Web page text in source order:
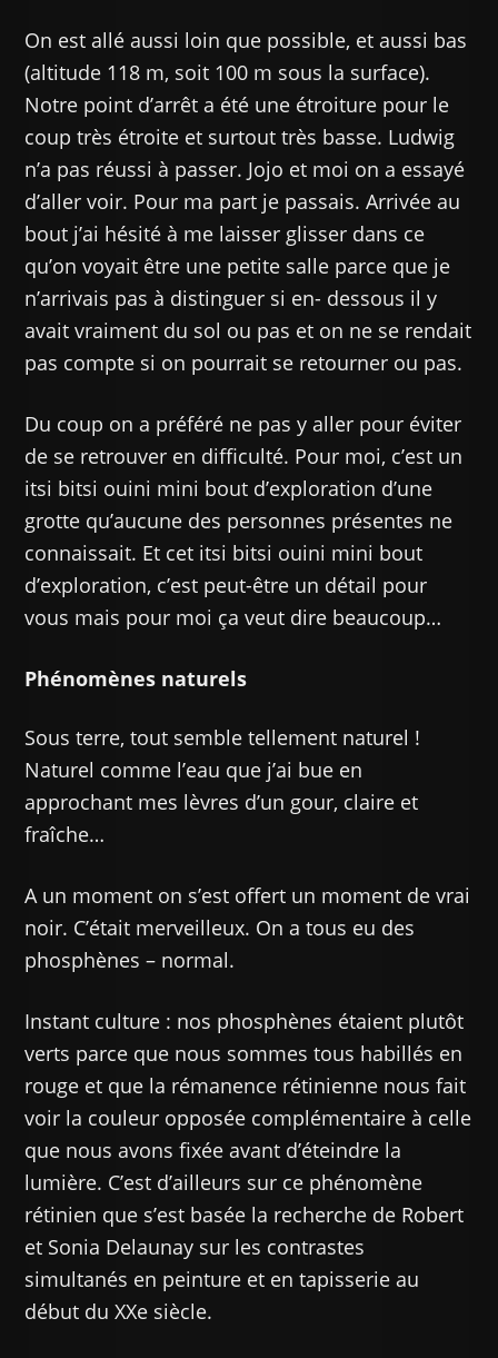
On est allé aussi loin que possible, et aussi bas
(altitude 118 m, soit 100 m sous la surface).
Notre point d’arrêt a été une étroiture pour le
coup très étroite et surtout très basse. Ludwig
n’a pas réussi à passer. Jojo et moi on a essayé
d’aller voir. Pour ma part je passais. Arrivée au
bout j’ai hésité à me laisser glisser dans ce
qu’on voyait être une petite salle parce que je
n’arrivais pas à distinguer si en- dessous il y
avait vraiment du sol ou pas et on ne se rendait
pas compte si on pourrait se retourner ou pas.
Du coup on a préféré ne pas y aller pour éviter
de se retrouver en difficulté. Pour moi, c’est un
itsi bitsi ouini mini bout d’exploration d’une
grotte qu’aucune des personnes présentes ne
connaissait. Et cet itsi bitsi ouini mini bout
d’exploration, c’est peut-être un détail pour
vous mais pour moi ça veut dire beaucoup…
Phénomènes naturels
Sous terre, tout semble tellement naturel !
Naturel comme l’eau que j’ai bue en
approchant mes lèvres d’un gour, claire et
fraîche…
A un moment on s’est offert un moment de vrai
noir. C’était merveilleux. On a tous eu des
phosphènes – normal.
Instant culture : nos phosphènes étaient plutôt
verts parce que nous sommes tous habillés en
rouge et que la rémanence rétinienne nous fait
voir la couleur opposée complémentaire à celle
que nous avons fixée avant d’éteindre la
lumière. C’est d’ailleurs sur ce phénomène
rétinien que s’est basée la recherche de Robert
et Sonia Delaunay sur les contrastes
simultanés en peinture et en tapisserie au
début du XXe siècle.